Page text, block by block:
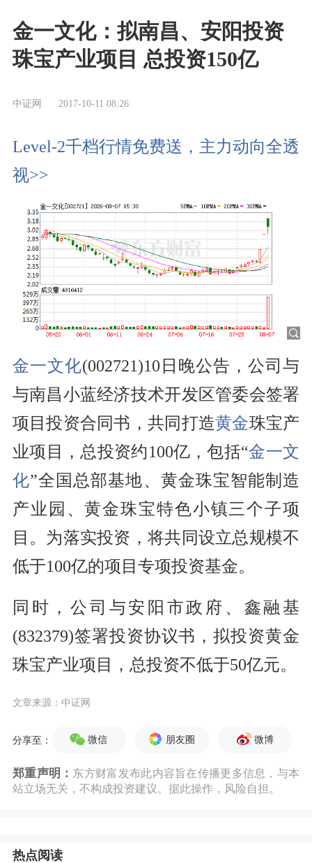
金一文化：拟南昌、安阳投资
珠宝产业项目 总投资150亿
中证网 2017-10-11 08:26
Level-2千档行情免费送，主力动向全透
视>>
金一文化(002721)10日晚公告，公司与
与南昌小蓝经济技术开发区管委会签署
项目投资合同书，共同打造黄金珠宝产
业项目，总投资约100亿，包括“金一文
化”全国总部基地、黄金珠宝智能制造
产业园、黄金珠宝特色小镇三个子项
目。为落实投资，将共同设立总规模不
低于100亿的项目专项投资基金。
同时，公司与安阳市政府、鑫融基
(832379)签署投资协议书，拟投资黄金
珠宝产业项目，总投资不低于50亿元。
文章来源：中证网
分享至： 微信 朋友圈 微博
郑重声明： 东方财富发布此内容旨在传播更多信息，与本
站立场无关，不构成投资建议。据此操作，风险自担。
热点阅读